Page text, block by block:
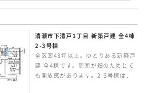
清瀬市下清戸1丁目 新築戸建 全4棟
2-3号棟
全区画43坪以上。ゆとりある新築戸
建 全4棟です。周囲が畑のためとて
も開放感があります。2-3号棟は、